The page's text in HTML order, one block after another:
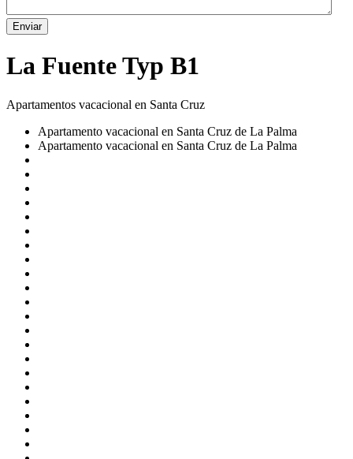
Enviar
La Fuente Typ B1
Apartamentos vacacional en Santa Cruz
Apartamento vacacional en Santa Cruz de La Palma
Apartamento vacacional en Santa Cruz de La Palma